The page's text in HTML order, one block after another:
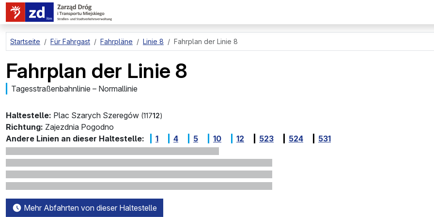
zum Hauptinhalt springen
Startseite Für Fahrgast Fahrpläne Linie 8 Fahrplan der Linie 8
Fahrplan der Linie 8
Tagesstraßenbahnlinie – Normallinie
Haltestelle: Plac Szarych Szeregów (11712)
Richtung: Zajezdnia Pogodno
Andere Linien an dieser Haltestelle:
1 4 5 10 12 523 524 531
Mehr Abfahrten von dieser Haltestelle